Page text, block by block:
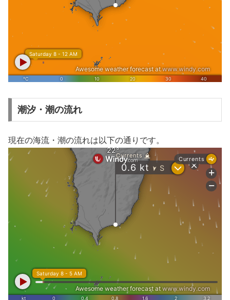
潮汐・潮の流れ
現在の海流・潮の流れは以下の通りです。